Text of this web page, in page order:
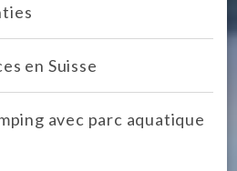
en Suisse
avec parc aquatique